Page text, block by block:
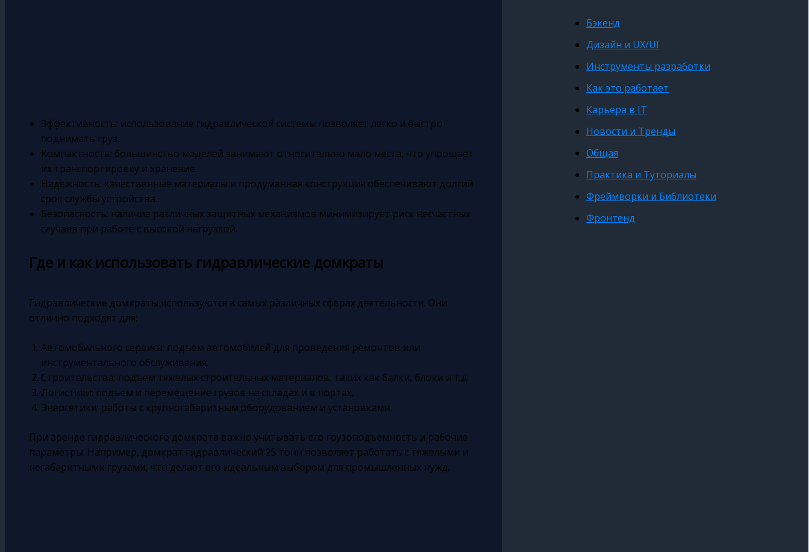
Эффективность: использование гидравлической системы позволяет легко и быстро
поднимать груз.
Компактность: большинство моделей занимают относительно мало места, что упрощает
их транспортировку и хранение.
Надежность: качественные материалы и продуманная конструкция обеспечивают долгий
срок службы устройства.
Безопасность: наличие различных защитных механизмов минимизирует риск несчастных
случаев при работе с высокой нагрузкой.
Где и как использовать гидравлические домкраты
Гидравлические домкраты используются в самых различных сферах деятельности. Они
отлично подходят для:
Автомобильного сервиса: подъем автомобилей для проведения ремонтов или
инструментального обслуживания.
Строительства: подъем тяжелых строительных материалов, таких как балки, блоки и т.д.
Логистики: подъем и перемещение грузов на складах и в портах.
Энергетики: работы с крупногабаритным оборудованием и установками.
При аренде гидравлического домкрата важно учитывать его грузоподъемность и рабочие
параметры. Например, домкрат гидравлический 25 тонн позволяет работать с тяжелыми и
негабаритными грузами, что делает его идеальным выбором для промышленных нужд.
Бэкенд
Дизайн и UX/UI
Инструменты разработки
Как это работает
Карьера в IT
Новости и Тренды
Общая
Практика и Туториалы
Фреймворки и Библиотеки
Фронтенд